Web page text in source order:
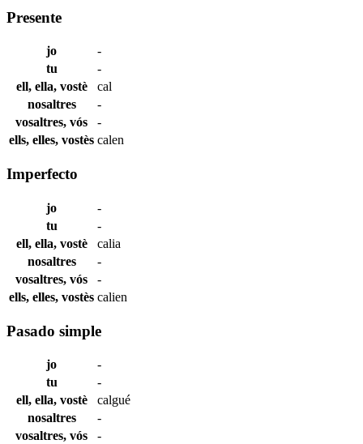
Presente
jo
-
tu
-
ell, ella, vostè
cal
nosaltres
-
vosaltres, vós
-
ells, elles, vostès calen
Imperfecto
jo
-
tu
-
ell, ella, vostè
calia
nosaltres
-
vosaltres, vós
-
ells, elles, vostès calien
Pasado simple
jo
-
tu
-
ell, ella, vostè
calgué
nosaltres
-
vosaltres, vós
-